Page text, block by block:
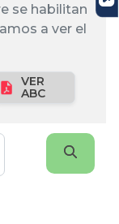
se habilitan
a ver el
VER
ABC